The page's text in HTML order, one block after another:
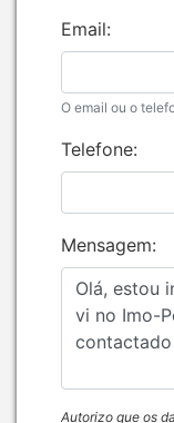
Email:
O email ou o
Telefone:
Mensagem:
Autorizo que os